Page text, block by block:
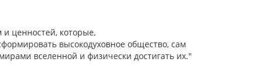
ценностей, которые,
высокодуховное общество, сам
вселенной и физически достигать их."